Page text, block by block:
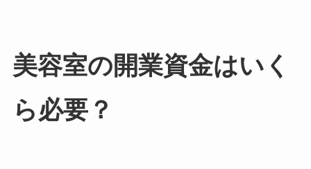
美容室の開業資金はいく
ら必要？